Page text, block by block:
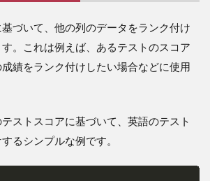
づいて、他の列のデータをランク付け
。これは例えば、あるテストのスコア
績をランク付けしたい場合などに使用
ストスコアに基づいて、英語のテスト
るシンプルな例です。